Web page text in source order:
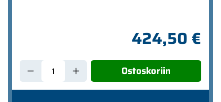
424,50 €
Ostoskoriin